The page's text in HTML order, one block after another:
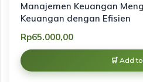
Manajemen Keuangan
Keuangan dengan Efisien
Rp65.000,00
Add